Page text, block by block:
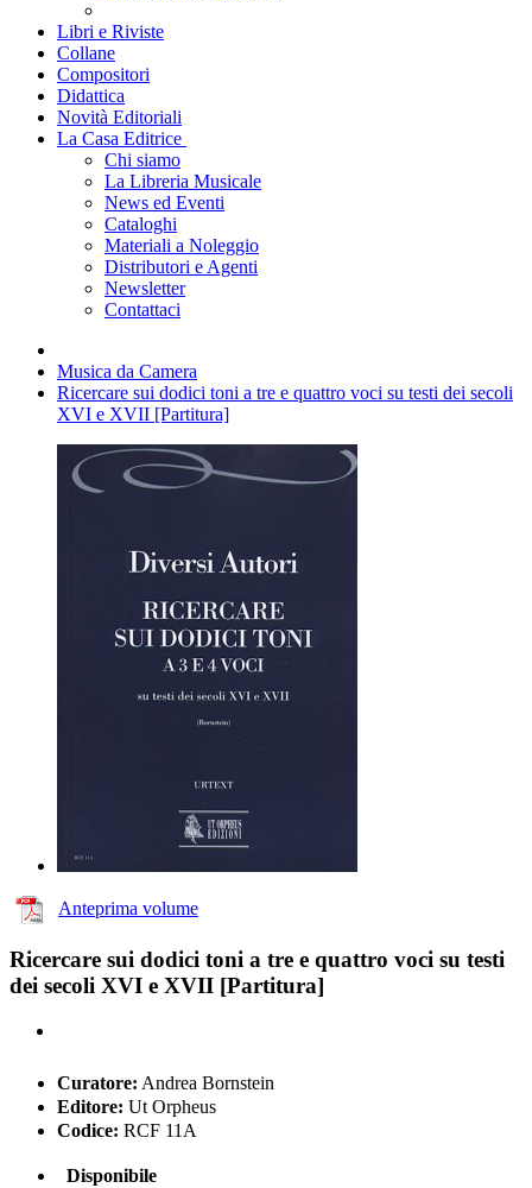
Libri e Riviste
Collane
Compositori
Didattica
Novità Editoriali
La Casa Editrice
Chi siamo
La Libreria Musicale
News ed Eventi
Cataloghi
Materiali a Noleggio
Distributori e Agenti
Newsletter
Contattaci
Musica da Camera
Ricercare sui dodici toni a tre e quattro voci su testi dei secoli
XVI e XVII [Partitura]
Anteprima volume
Ricercare sui dodici toni a tre e quattro voci su testi
dei secoli XVI e XVII [Partitura]
Curatore: Andrea Bornstein
Editore: Ut Orpheus
Codice: RCF 11A
Disponibile